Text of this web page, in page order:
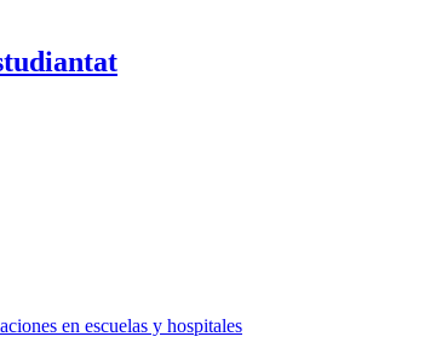
en escuelas y hospitales